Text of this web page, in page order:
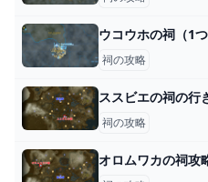
ウコウホの祠（1
祠の攻略
ススビエの祠の行
祠の攻略
オロムワカの祠攻